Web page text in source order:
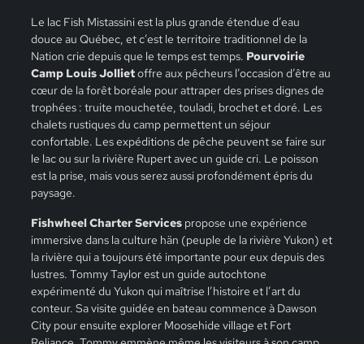
Le lac Fish Mistassini est la plus grande étendue d’eau
douce au Québec, et c’est le territoire traditionnel de la
Nation crie depuis que le temps est temps. Pourvoirie
Camp Louis Jollietoffre aux pêcheurs l’occasion d’être au
cœur de la forêt boréale pour attraper des prises dignes de
trophées : truite mouchetée, touladi, brochet et doré. Les
chalets rustiques du camp permettent un séjour
confortable. Les expéditions de pêche peuvent se faire sur
le lac ou sur la rivière Rupert avec un guide cri. Le poisson
est la prise, mais vous serez aussi profondément épris du
paysage.
Fishwheel Charter Servicespropose une expérience
immersive dans la culture hän (peuple de la rivière Yukon) et
la rivière qui a toujours été importante pour eux depuis des
lustres. Tommy Taylor est un guide autochtone
expérimenté du Yukon qui maîtrise l’histoire et l’art du
conteur. Sa visite guidée en bateau commence à Dawson
City pour ensuite explorer Moosehide village et Fort